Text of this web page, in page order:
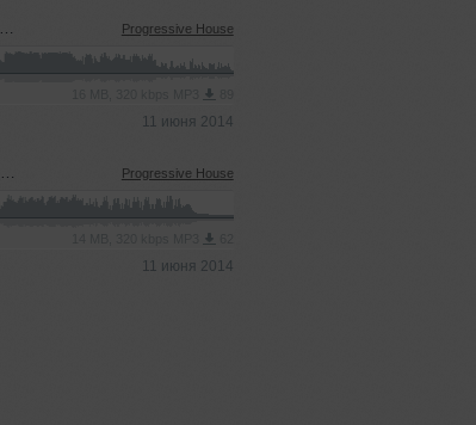
Progressive House
11 июня 2014
Progressive House
11 июня 2014